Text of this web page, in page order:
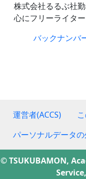
株式会社るるぶ社
心にフリーライター
バックナンバ
運営者(ACCS)
パーソナルデータ
© TSUKUBAMON,